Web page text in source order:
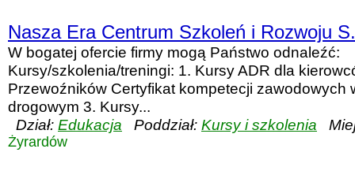
Nasza Era Centrum Szkoleń i Rozwoju
W bogatej ofercie firmy mogą Państwo odnaleźć:
Kursy/szkolenia/treningi: 1. Kursy ADR dla
Przewoźników Certyfikat kompetecji zawodowych
drogowym 3. Kursy...
Dział: Edukacja Poddział: Kursy i szkolenia
Żyrardów